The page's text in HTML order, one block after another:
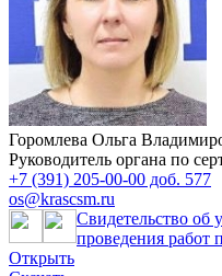
Горомлева Ольга
Руководитель органа по
+7 (391) 205-00-00 доб. 577
os@krascsm.ru
Свидетельство об
проведения работ
Открыть